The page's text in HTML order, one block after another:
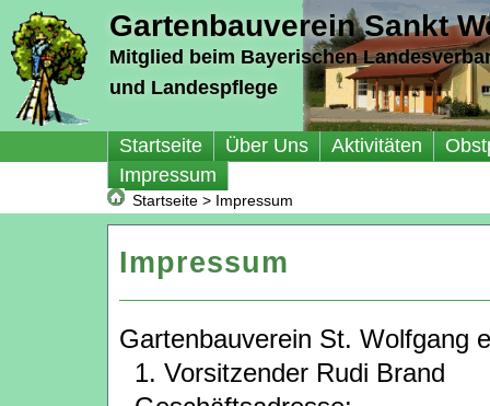
Gartenbauverein Sankt
Mitglied beim Bayerischen
und Landespflege
Startseite Über Uns Aktivitäten
Impressum
Startseite > Impressum
Impressum
Gartenbauverein St. Wolfgang
1. Vorsitzender Rudi Brand